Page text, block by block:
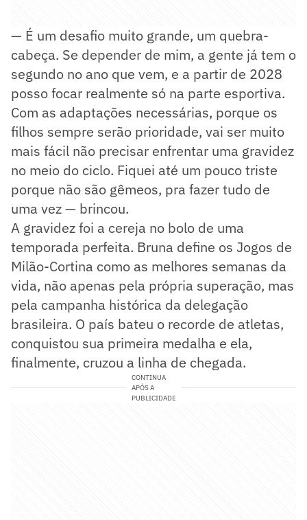
— É um desafio muito grande, um quebra-
cabeça. Se depender de mim, a gente já tem o
segundo no ano que vem, e a partir de 2028
posso focar realmente só na parte esportiva.
Com as adaptações necessárias, porque os
filhos sempre serão prioridade, vai ser muito
mais fácil não precisar enfrentar uma gravidez
no meio do ciclo. Fiquei até um pouco triste
porque não são gêmeos, pra fazer tudo de
uma vez — brincou.
A gravidez foi a cereja no bolo de uma
temporada perfeita. Bruna define os Jogos de
Milão-Cortina como as melhores semanas da
vida, não apenas pela própria superação, mas
pela campanha histórica da delegação
brasileira. O país bateu o recorde de atletas,
conquistou sua primeira medalha e ela,
finalmente, cruzou a linha de chegada.
CONTINUA
APÓS A
PUBLICIDADE